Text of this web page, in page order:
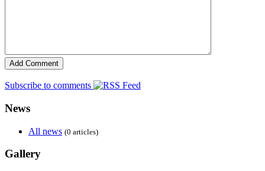
Subscribe to comments
News
All news (0 articles)
Gallery